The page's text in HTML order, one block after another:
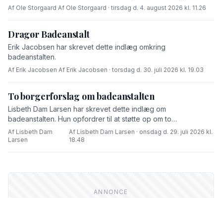
end fabrikanten ved hvad består af,« skriver Ole Storgaard i
Af Ole Storgaard·Af Ole Storgaard · tirsdag d. 4. august 2026 kl. 11.26
Dragør Badeanstalt
Erik Jacobsen har skrevet dette indlæg omkring
badeanstalten.
Af Erik Jacobsen·Af Erik Jacobsen · torsdag d. 30. juli 2026 kl. 19.03
To borgerforslag om badeanstalten
Lisbeth Dam Larsen har skrevet dette indlæg om
badeanstalten. Hun opfordrer til at støtte op om to
borgerforslag.
Af Lisbeth Dam
Larsen
·
Af Lisbeth Dam Larsen · onsdag d. 29. juli 2026 kl.
18.48